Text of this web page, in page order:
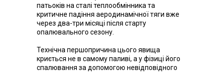
патьоків на сталі теплообмінника та
критичне падіння аеродинамічної тяги вже
через два-три місяці після старту
опалювального сезону.
Технічна першопричина цього явища
криється не в самому паливі, а у фізиці його
спалювання за допомогою невідповідного